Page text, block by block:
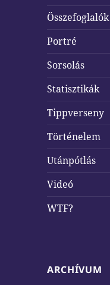
Összefoglalók
Portré
Sorsolás
Statisztikák
Tippverseny
Történelem
Utánpótlás
Videó
WTF?
ARCHÍVUM